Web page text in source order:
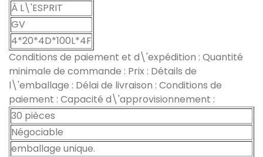
À L\'ESPRIT
GV
4*20*4D*100L*4F
Conditions de paiement et d\'expédition : Quantité
minimale de commande : Prix : Détails de
l\'emballage : Délai de livraison : Conditions de
paiement : Capacité d\'approvisionnement :
30 pièces
Négociable
emballage unique.